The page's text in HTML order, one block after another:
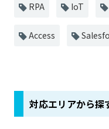
RPA IoT
Access
対応エリアから探